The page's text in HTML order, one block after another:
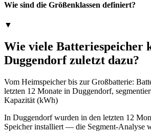
Wie sind die Größenklassen definiert?
▼
Wie viele Batteriespeicher
Duggendorf zuletzt dazu?
Vom Heimspeicher bis zur Großbatterie:
letzten 12 Monate in Duggendorf,
Kapazität (kWh)
In Duggendorf wurden in den letzten 12
Speicher installiert — die Segment-Analyse